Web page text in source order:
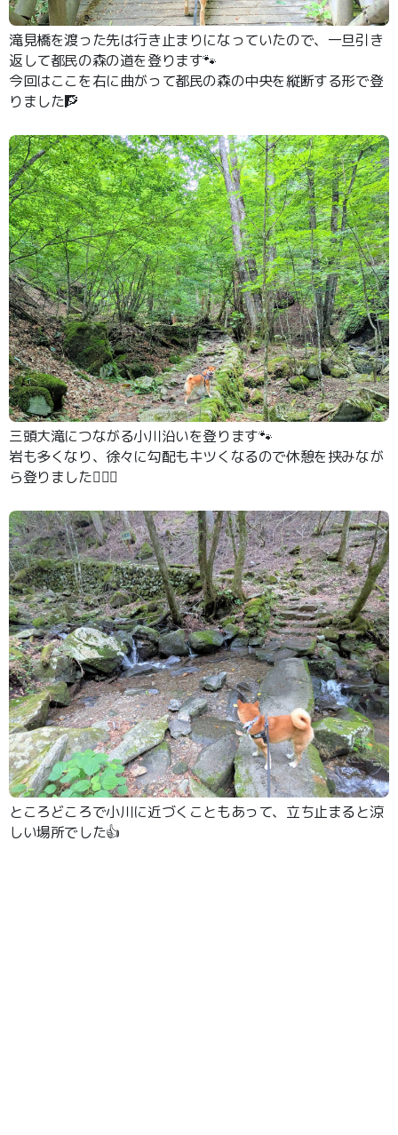
滝見橋を渡った先は行き止まりになっていたので、一旦引き
返して都民の森の道を登ります🐾
今回はここを右に曲がって都民の森の中央を縦断する形で登
りました🧗
三頭大滝につながる小川沿いを登ります🐾
岩も多くなり、徐々に勾配もキツくなるので休憩を挟みなが
ら登りました🐕‍🦺💦
ところどころで小川に近づくこともあって、立ち止まると涼
しい場所でした👍